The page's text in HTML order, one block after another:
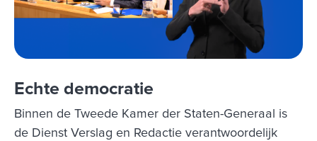
Echte democratie
Binnen de Tweede Kamer der Staten-Generaal is
de Dienst Verslag en Redactie verantwoordelijk